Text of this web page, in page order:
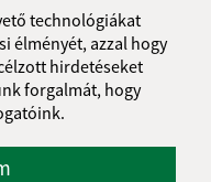
technológiákat
élményét, azzal hogy
hirdetéseket
forgalmát, hogy